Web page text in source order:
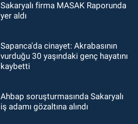
Sakaryalı firma MASAK Raporunda
yer aldı
Sapanca'da cinayet: Akrabasının
vurduğu 30 yaşındaki genç hayatını
kaybetti
Ahbap soruşturmasında Sakaryalı
iş adamı gözaltına alındı